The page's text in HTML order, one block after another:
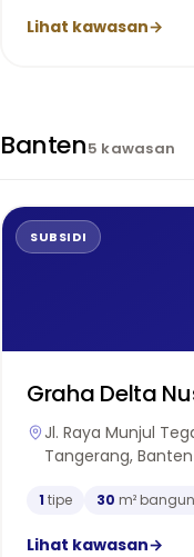
Lihat kawasan→
Banten5 kawasan
SUBSIDI
Graha Delta
Jl. Raya Munjul
Tangerang, Banten
1 tipe 30 m²
Lihat kawasan→